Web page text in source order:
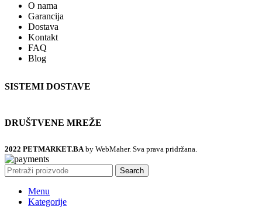
O nama
Garancija
Dostava
Kontakt
FAQ
Blog
SISTEMI DOSTAVE
DRUŠTVENE MREŽE
2022 PETMARKET.BAby WebMaher. Sva prava pridržana.
Search
Menu
Kategorije